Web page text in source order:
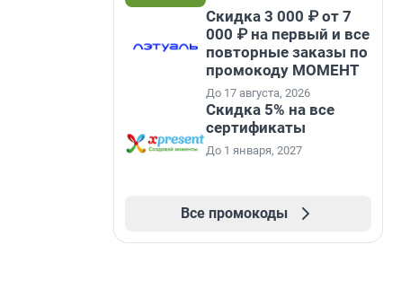
Скидка 3 000 ₽ от 7
000 ₽ на первый и все
повторные заказы по
промокоду МОМЕНТ
До 17 августа, 2026
Скидка 5% на все
сертификаты
До 1 января, 2027
Все промокоды